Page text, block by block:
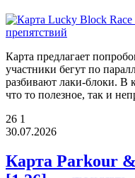
Карта предлагает
участники бегут по
разбивают лаки-блоки. В
что то полезное, так и
26 1
30.07.2026
Карта Parkour